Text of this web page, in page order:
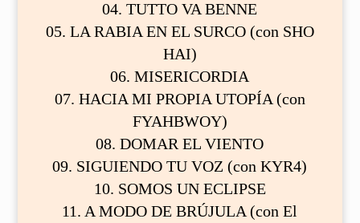
04. TUTTO VA BENNE
05. LA RABIA EN EL SURCO (con SHO
HAI)
06. MISERICORDIA
07. HACIA MI PROPIA UTOPÍA (con
FYAHBWOY)
08. DOMAR EL VIENTO
09. SIGUIENDO TU VOZ (con KYR4)
10. SOMOS UN ECLIPSE
11. A MODO DE BRÚJULA (con El